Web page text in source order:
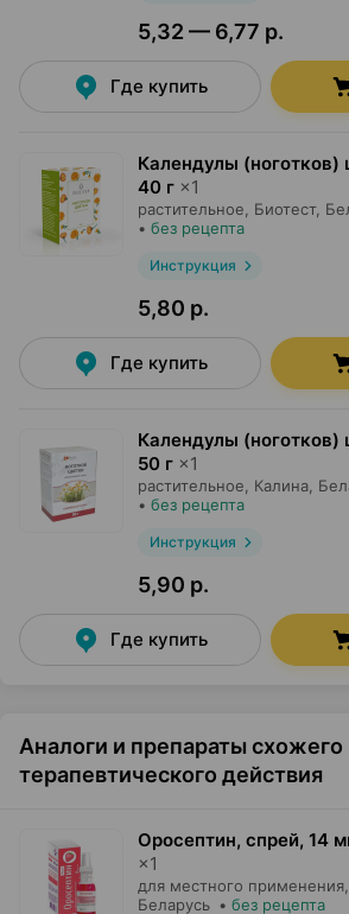
5,32 — 6,77 р.
Где купить
Календулы (ноготков)
40 г ×1
растительное, Биотест,
• без рецепта
Инструкция
5,80 р.
Где купить
Календулы (ноготков)
50 г ×1
растительное, Калина ,
• без рецепта
Инструкция
5,90 р.
Где купить
Аналоги и препараты схожего
терапевтического действия
Оросептин, спрей, 14
×1
для местного применения,
Беларусь • без рецепта